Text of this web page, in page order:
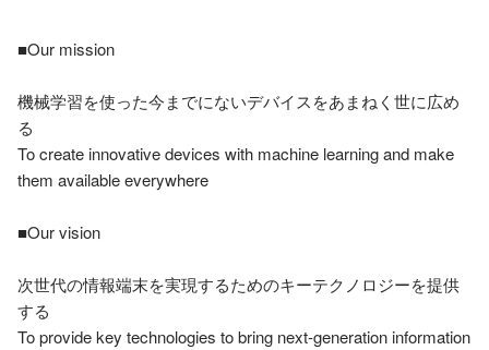
■Our mission
機械学習を使った今までにないデバイスをあまねく世に広め
る
To create innovative devices with machine learning and make
them available everywhere
■Our vision
次世代の情報端末を実現するためのキーテクノロジーを提供
する
To provide key technologies to bring next-generation information